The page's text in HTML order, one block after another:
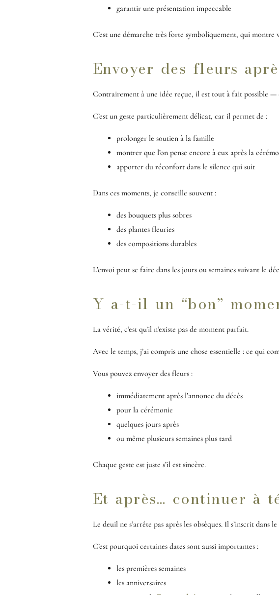
garantir une présentation impeccable
C’est une démarche très forte symboliquement, qui montre
Envoyer des fleurs
Contrairement à une idée reçue, il est tout à fait possible —
C’est un geste particulièrement délicat, car il permet de :
prolonger le soutien à la famille
montrer que l’on pense encore à eux après la
apporter du réconfort dans le silence qui suit
Dans ces moments, je conseille souvent :
des bouquets plus sobres
des plantes fleuries
des compositions durables
L’envoi peut se faire dans les jours ou semaines suivant le
Y a-t-il un “bon”
La vérité, c’est qu’il n’existe pas de moment parfait.
Avec le temps, j’ai compris une chose essentielle : ce qui
Vous pouvez envoyer des fleurs :
immédiatement après l’annonce du décès
pour la cérémonie
quelques jours après
ou même plusieurs semaines plus tard
Chaque geste est juste s’il est sincère.
Et après… continuer à
Le deuil ne s’arrête pas après les obsèques. Il s’inscrit dans
C’est pourquoi certaines dates sont aussi importantes :
les premières semaines
les anniversaires